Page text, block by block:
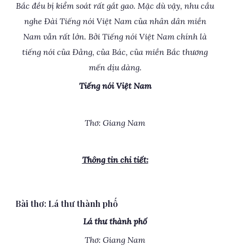
Bắc đều bị kiểm soát rất gắt gao. Mặc dù vậy, nhu cầu
nghe Đài Tiếng nói Việt Nam của nhân dân miền
Nam vẫn rất lớn. Bởi Tiếng nói Việt Nam chính là
tiếng nói của Đảng, của Bác, của miền Bắc thương
mến dịu dàng.
Tiếng nói Việt Nam
Thơ: Giang Nam
Thông tin chi tiết:
Bài thơ: Lá thư thành phố
Lá thư thành phố
Thơ: Giang Nam